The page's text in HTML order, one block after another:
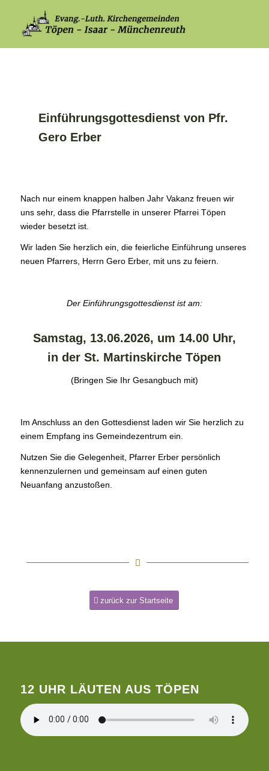
Einführungsgottesdienst von Pfr.
Gero Erber
Nach nur einem knappen halben Jahr Vakanz freuen wir
uns sehr, dass die Pfarrstelle in unserer Pfarrei Töpen
wieder besetzt ist.
Wir laden Sie herzlich ein, die feierliche Einführung unseres
neuen Pfarrers, Herrn Gero Erber, mit uns zu feiern.
Der Einführungsgottesdienst ist am:
Samstag, 13.06.2026, um 14.00 Uhr,
in der St. Martinskirche Töpen
(Bringen Sie Ihr Gesangbuch mit)
Im Anschluss an den Gottesdienst laden wir Sie herzlich zu
einem Empfang ins Gemeindezentrum ein.
Nutzen Sie die Gelegenheit, Pfarrer Erber persönlich
kennenzulernen und gemeinsam auf einen guten
Neuanfang anzustoßen.
zurück zur Startseite
12 UHR LÄUTEN AUS TÖPEN